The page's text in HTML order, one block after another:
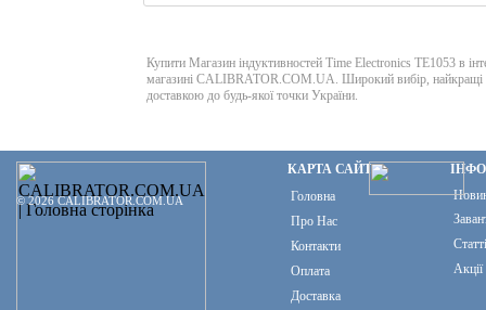
Купити Магазин індуктивностей Time Electronics TE1053 в
магазині CALIBRATOR.COM.UA. Широкий вибір, найкращі
доставкою до будь-якої точки України.
© 2026 CALIBRATOR.COM.UA
КАРТА САЙТУ
Головна
Про Нас
Контакти
Оплата
Доставка
Статті
Акції